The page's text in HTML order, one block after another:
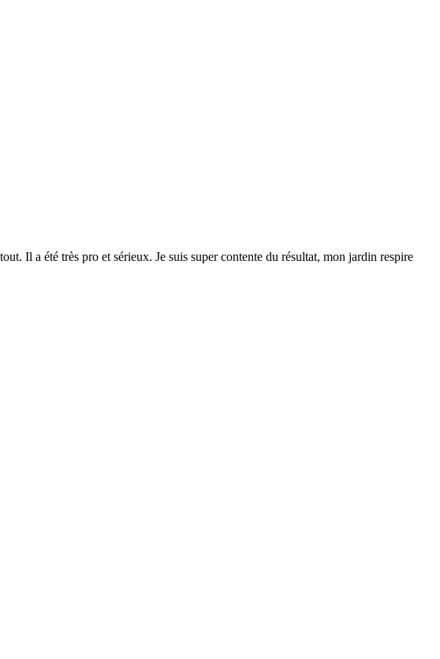
Il a été très pro et sérieux. Je suis super contente du résultat, mon jardin respire